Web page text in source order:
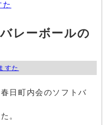
た
レーボールの
すた
日町内会のソフトバ
。